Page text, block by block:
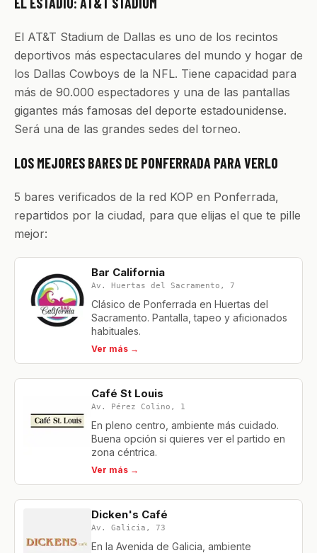
El AT&T Stadium de Dallas es uno de los recintos
deportivos más espectaculares del mundo y hogar de
los Dallas Cowboys de la NFL. Tiene capacidad para
más de 90.000 espectadores y una de las pantallas
gigantes más famosas del deporte estadounidense.
Será una de las grandes sedes del torneo.
LOS MEJORES BARES DE PONFERRADA PARA VERLO
5 bares verificados de la red KOP en Ponferrada,
repartidos por la ciudad, para que elijas el que te pille
mejor:
Bar California
Av. Huertas del Sacramento, 7
Clásico de Ponferrada en Huertas del
Sacramento. Pantalla, tapeo y aficionados
habituales.
Ver más →
Café St Louis
Av. Pérez Colino, 1
En pleno centro, ambiente más cuidado.
Buena opción si quieres ver el partido en
zona céntrica.
Ver más →
Dicken's Café
Av. Galicia, 73
En la Avenida de Galicia, ambiente